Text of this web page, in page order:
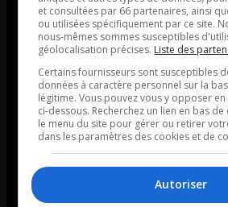
et consultées par 66 partenaires, ainsi
ou utilisées spécifiquement par ce site.
nous-mêmes sommes susceptibles
géolocalisation précises. Liste des
Certains fournisseurs sont susceptibles
données à caractère personnel sur la
légitime. Vous pouvez vous y opposer
ci-dessous. Recherchez un lien en bas
le menu du site pour gérer ou retirer
dans les paramètres des cookies et de
Autoriser